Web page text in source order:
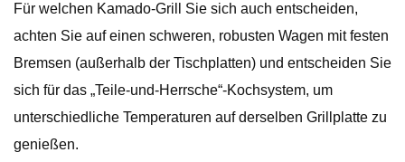
Für welchen Kamado-Grill Sie sich auch entscheiden,
achten Sie auf einen schweren, robusten Wagen mit festen
Bremsen (außerhalb der Tischplatten) und entscheiden Sie
sich für das „Teile-und-Herrsche“-Kochsystem, um
unterschiedliche Temperaturen auf derselben Grillplatte zu
genießen.